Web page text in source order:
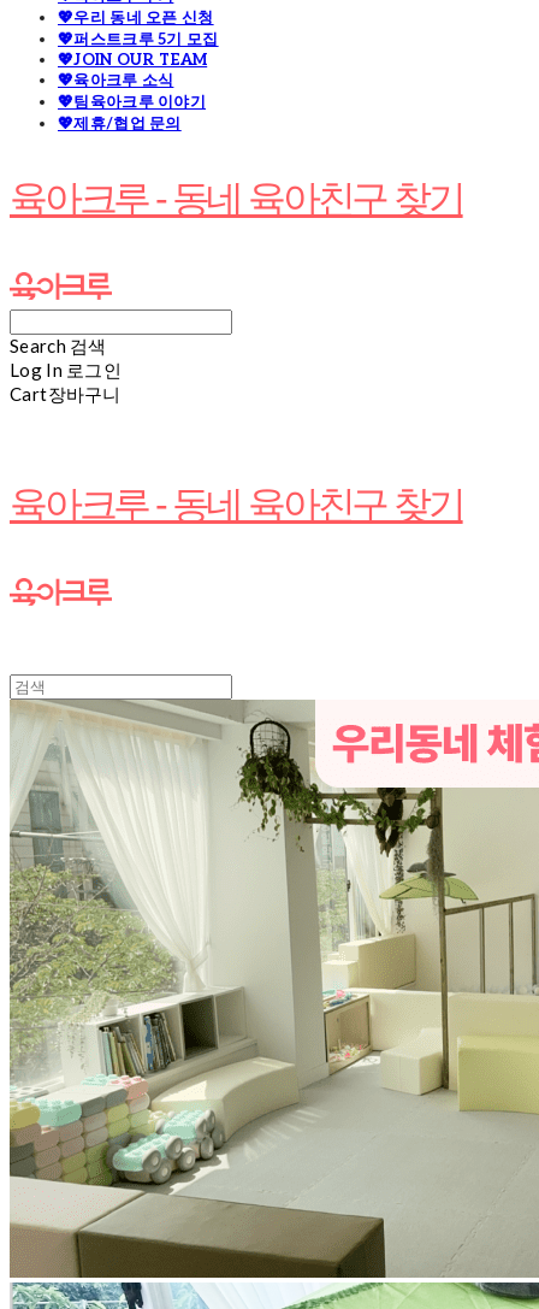
💖우리 동네 오픈 신청
💖퍼스트크루 5기 모집
💖JOIN OUR TEAM
💖육아크루 소식
💖팀육아크루 이야기
💖제휴/협업 문의
육아크루 - 동네 육아친구 찾기
Search 검색
Log In 로그인
Cart장바구니
육아크루 - 동네 육아친구 찾기